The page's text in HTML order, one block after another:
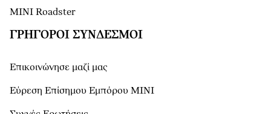
MINI Roadster
ΓΡΉΓΟΡΟΙ ΣΎΝΔΕΣΜΟΙ
Επικοινώνησε μαζί μας
Εύρεση Επίσημου Εμπόρου ΜΙΝΙ